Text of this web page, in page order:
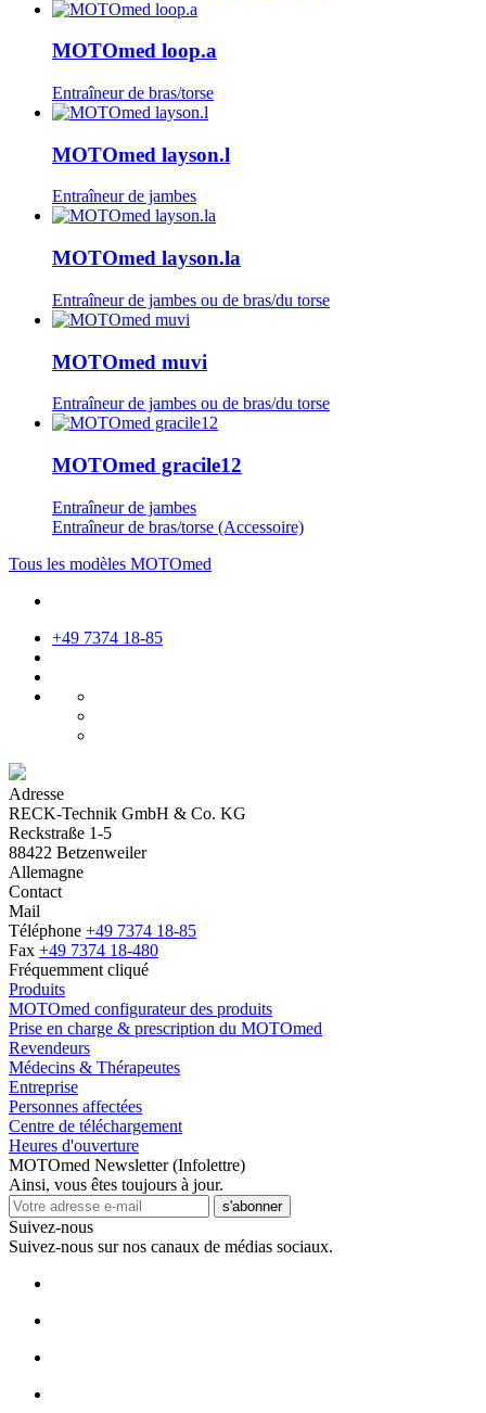
MOTOmed loop.a
Entraîneur de bras/torse
MOTOmed layson.l
Entraîneur de jambes
MOTOmed layson.la
Entraîneur de jambes ou de bras/du torse
MOTOmed muvi
Entraîneur de jambes ou de bras/du torse
MOTOmed gracile12
Entraîneur de jambes
Entraîneur de bras/torse (Accessoire)
Tous les modèles MOTOmed
+49 7374 18-85
Adresse
RECK-Technik GmbH & Co. KG
Reckstraße 1-5
88422 Betzenweiler
Allemagne
Contact
Mail
Téléphone +49 7374 18-85
Fax +49 7374 18-480
Fréquemment cliqué
Produits
MOTOmed configurateur des produits
Prise en charge & prescription du MOTOmed
Revendeurs
Médecins & Thérapeutes
Entreprise
Personnes affectées
Centre de téléchargement
Heures d'ouverture
MOTOmed Newsletter (Infolettre)
Ainsi, vous êtes toujours à jour.
s'abonner
Suivez-nous
Suivez-nous sur nos canaux de médias sociaux.